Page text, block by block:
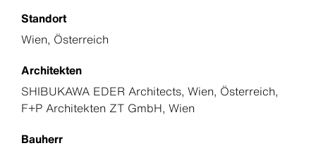
Standort
Wien, Österreich
Architekten
SHIBUKAWA EDER Architects, Wien, Österreich,
F+P Architekten ZT GmbH, Wien
Bauherr